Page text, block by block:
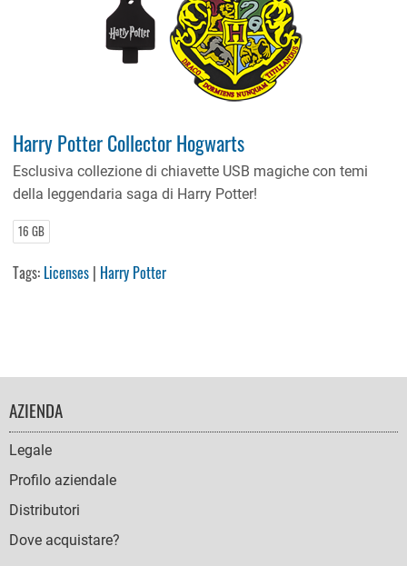
Harry Potter Collector Hogwarts
Esclusiva collezione di chiavette USB magiche con temi
della leggendaria saga di Harry Potter!
16 GB
Tags: Licenses | Harry Potter
FOOTER
NAVIGATION
AZIENDA
Legale
Profilo aziendale
Distributori
Dove acquistare?